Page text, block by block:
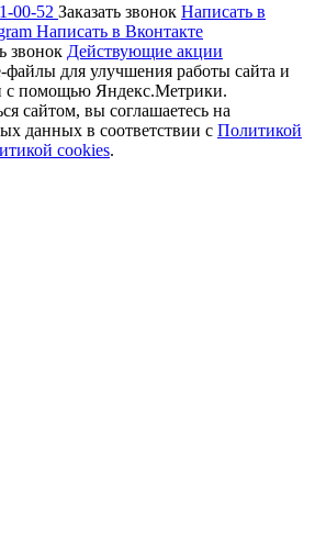
00-52 Заказать звонок Написать в
Написать в Вконтакте
звонок Действующие акции
для улучшения работы сайта и
с помощью Яндекс.Метрики.
сайтом, вы соглашаетесь на
данных в соответствии с Политикой
cookies.